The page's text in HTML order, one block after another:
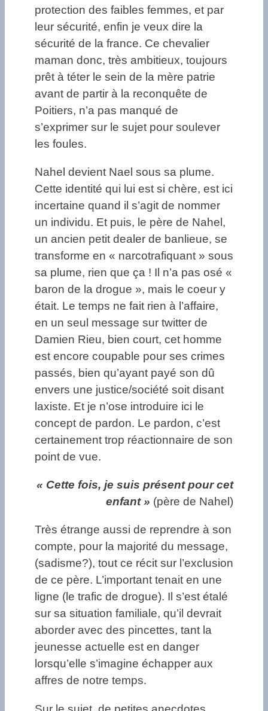
protection des faibles femmes, et par
leur sécurité, enfin je veux dire la
sécurité de la france. Ce chevalier
maman donc, très ambitieux, toujours
prêt à téter le sein de la mère patrie
avant de partir à la reconquête de
Poitiers, n’a pas manqué de
s’exprimer sur le sujet pour soulever
les foules.
Nahel devient Nael sous sa plume.
Cette identité qui lui est si chère, est ici
incertaine quand il s’agit de nommer
un individu. Et puis, le père de Nahel,
un ancien petit dealer de banlieue, se
transforme en « narcotrafiquant » sous
sa plume, rien que ça ! Il n’a pas osé «
baron de la drogue », mais le coeur y
était. Le temps ne fait rien à l’affaire,
en un seul message sur twitter de
Damien Rieu, bien court, cet homme
est encore coupable pour ses crimes
passés, bien qu’ayant payé son dû
envers une justice/société soit disant
laxiste. Et je n’ose introduire ici le
concept de pardon. Le pardon, c’est
certainement trop réactionnaire de son
point de vue.
« Cette fois, je suis présent pour cet
enfant » (père de Nahel)
Très étrange aussi de reprendre à son
compte, pour la majorité du message,
(sadisme?), tout ce récit sur l’exclusion
de ce père. L’important tenait en une
ligne (le trafic de drogue). Il s’est étalé
sur sa situation familiale, qu’il devrait
aborder avec des pincettes, tant la
jeunesse actuelle est en danger
lorsqu’elle s’imagine échapper aux
affres de notre temps.